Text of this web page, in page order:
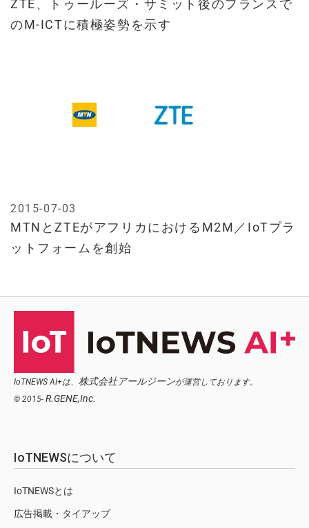
ZTE、トゥールーズ・サミット後のフランスで
のM-ICTに積極姿勢を示す
MTNとZTEがアフリカにおけるM2M／IoTプラ
ットフォームを創始
2015-07-03
IoTNEWS AI+は、 株式会社アールジーンが運営しております。
© 2015- R.GENE,Inc.
IoTNEWSについて
IoTNEWSとは
広告掲載・タイアップ